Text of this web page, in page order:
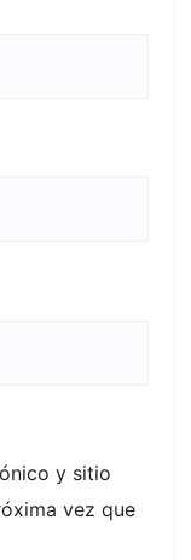
y sitio
vez que